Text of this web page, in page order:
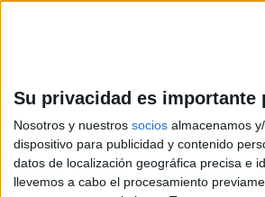
Su privacidad es importante
Nosotros y nuestros socios almacenamos
dispositivo para publicidad y contenido
datos de localización geográfica precisa e
llevemos a cabo el procesamiento